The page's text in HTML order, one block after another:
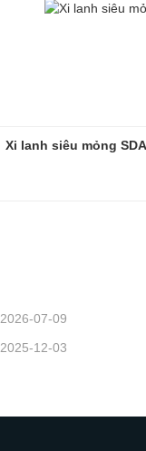
Xi lanh siêu mỏng SDA
2026-07-09
2025-12-03